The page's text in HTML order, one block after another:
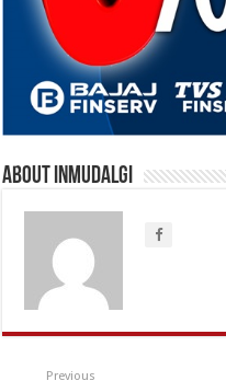
About inmudalgi
Previous